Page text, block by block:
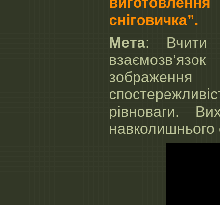
сніговичка”.
Мета: Вчити
зображення
рівноваги.
навколишнього